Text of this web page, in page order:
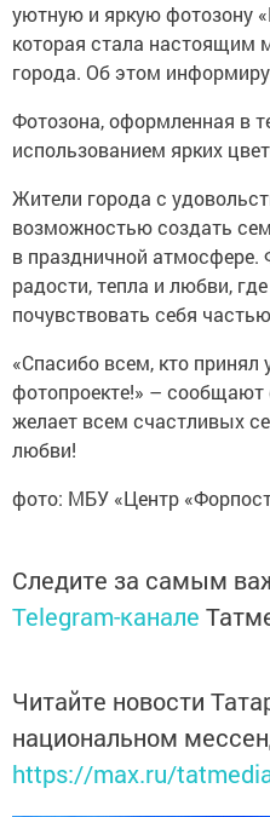
уютную и яркую фотозону
которая стала настоящим
города. Об этом
Фотозона, оформленная в
использованием ярких
Жители города с
возможностью создать
в праздничной атмосфере.
радости, тепла и любви,
почувствовать себя
«Спасибо всем, кто принял
фотопроекте!» –
желает всем счастливых
любви!
фото: МБУ «Центр
Следите за самым
Telegram-канале
Читайте новости
национальном
https://max.ru/